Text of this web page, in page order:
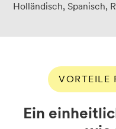
Holländisch, Spanisch,
VORTEILE
Ein